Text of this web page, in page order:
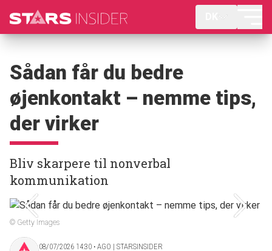
Sådan får du bedre
øjenkontakt – nemme tips,
der virker
Bliv skarpere til nonverbal
kommunikation
© Getty Images
08/07/2026 14:30 ‧ AGO | STARSINSIDER